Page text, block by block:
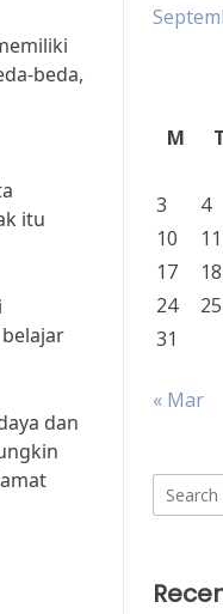
beda,
itu
dan
M
3
4
10
11
17
18
24
25
31
« Mar
Search
for: